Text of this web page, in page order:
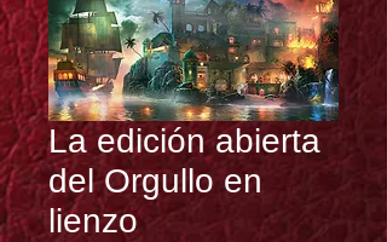
La edición abierta
del Orgullo en
lienzo